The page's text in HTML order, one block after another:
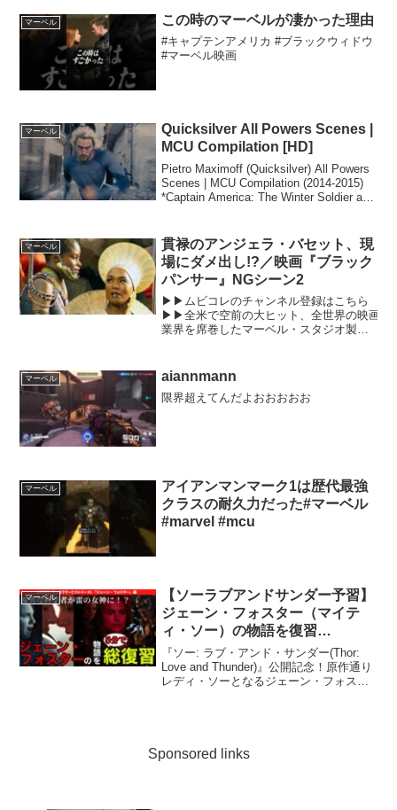
マーベル この時のマーベルが凄かった理由
#キャプテンアメリカ #ブラックウィドウ
#マーベル映画
マーベル
Quicksilver All Powers Scenes |
MCU Compilation [HD]
Pietro Maximoff (Quicksilver) All Powers
Scenes | MCU Compilation (2014-2015)
*Captain America: The Winter Soldier and
マーベル
貫禄のアンジェラ・バセット、現
場にダメ出し!?／映画『ブラック
パンサー』NGシーン2
▶▶ムビコレのチャンネル登録はこちら
▶▶全米で空前の大ヒット、全世界の映画
業界を席巻したマーベル・スタジオ製作
信中！この発売を記念し、MovieNEXに
マーベル aiannmann
限界超えてんだよおおおおお
マーベル
アイアンマンマーク1は歴代最強
クラスの耐久力だった#マーベル
#marvel #mcu
マーベル
【ソーラブアンドサンダー予習】
ジェーン・フォスター（マイテ
ィ・ソー）の物語を復習
【MARVEL, MCU, Thor Love
and Thunder】/アルテミシネマ
マーベルキャラクターヒストリー
『ソー: ラブ・アンド・サンダー(Thor:
Love and Thunder)』公開記念！原作通り
レディ・ソーとなるジェーン・フォスタ
Sponsored links